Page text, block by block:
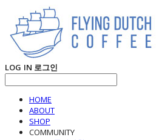
LOG IN 로그인
HOME
ABOUT
SHOP
COMMUNITY